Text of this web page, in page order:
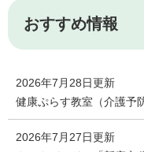
おすすめ情報
2026年7月28日更新
健康ぷらす教室（介護予
2026年7月27日更新